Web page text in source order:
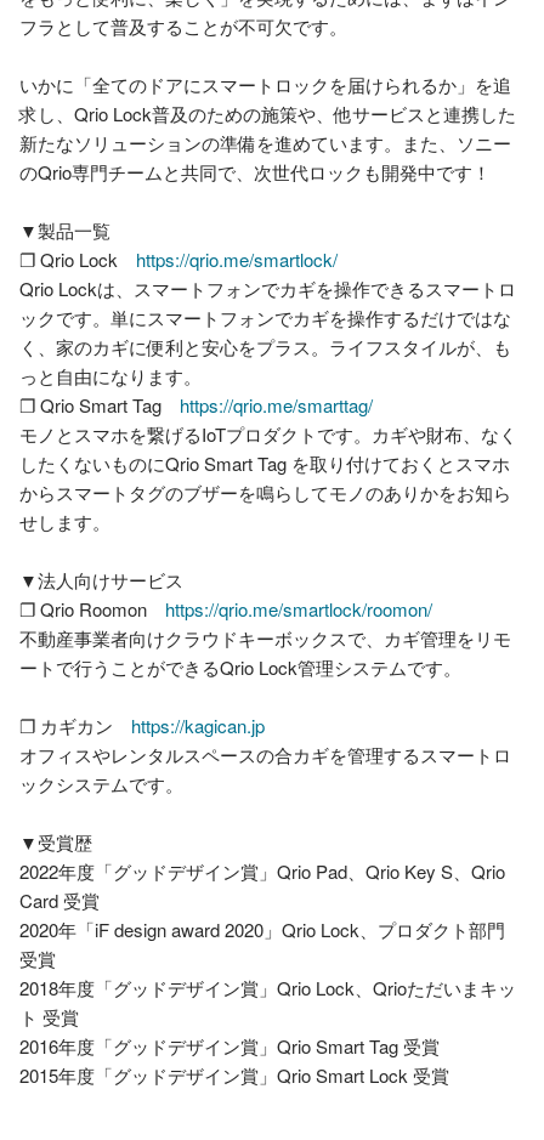
フラとして普及することが不可欠です。
いかに「全てのドアにスマートロックを届けられるか」を追
求し、Qrio Lock普及のための施策や、他サービスと連携した
新たなソリューションの準備を進めています。また、ソニー
のQrio専門チームと共同で、次世代ロックも開発中です！
▼製品一覧
❐ Qrio Lock https://qrio.me/smartlock/
Qrio Lockは、スマートフォンでカギを操作できるスマートロ
ックです。単にスマートフォンでカギを操作するだけではな
く、家のカギに便利と安心をプラス。ライフスタイルが、も
っと自由になります。
❐ Qrio Smart Tag https://qrio.me/smarttag/
モノとスマホを繋げるIoTプロダクトです。カギや財布、なく
したくないものにQrio Smart Tag を取り付けておくとスマホ
からスマートタグのブザーを鳴らしてモノのありかをお知ら
せします。
▼法人向けサービス
❐ Qrio Roomon https://qrio.me/smartlock/roomon/
不動産事業者向けクラウドキーボックスで、カギ管理をリモ
ートで行うことができるQrio Lock管理システムです。
❐ カギカン https://kagican.jp
オフィスやレンタルスペースの合カギを管理するスマートロ
ックシステムです。
▼受賞歴
2022年度「グッドデザイン賞」Qrio Pad、Qrio Key S、Qrio
Card 受賞
2020年「iF design award 2020」Qrio Lock、プロダクト部門
受賞
2018年度「グッドデザイン賞」Qrio Lock、Qrioただいまキッ
ト 受賞
2016年度「グッドデザイン賞」Qrio Smart Tag 受賞